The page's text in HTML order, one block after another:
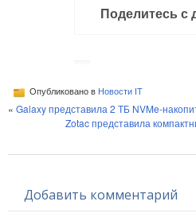
Поделитесь с
Опубликовано в Новости IT
« Galaxy представила 2 ТБ NVMe-
Zotac представила
Добавить комментарий